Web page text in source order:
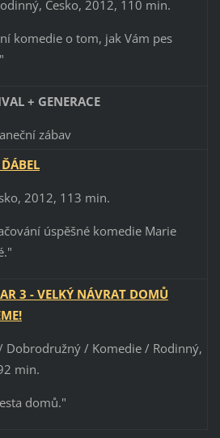
Česko, 2012, 110 min.
komedie o tom, jak Vám pes
+ GENERACE
zábav
2012, 113 min.
úspěšné komedie Marie
3 - VELKÝ NÁVRAT DOMŮ
Dobrodružný / Komedie / Rodinný,
min.
domů."